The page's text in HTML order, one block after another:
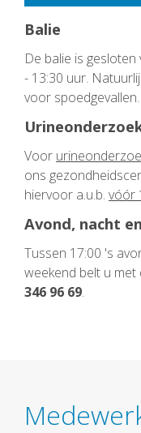
Balie
De balie is
- 13:30 uur.
voor spoedgevallen.
Voor
ons
hiervoor a.u.b. vóór
Avond, nacht
Tussen 17:00 's
weekend belt u
346 96 69.